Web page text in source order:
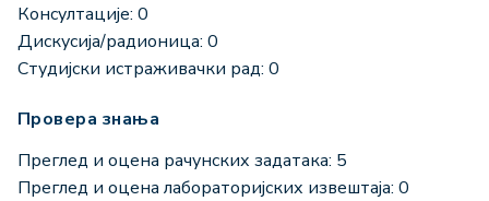
Консултације: 0
Дискусија/радионица: 0
Студијски истраживачки рад: 0
Провера знања
Преглед и оцена рачунских задатака: 5
Преглед и оцена лабораторијских извештаја: 0